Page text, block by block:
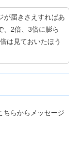
が届きさえすればあ
、2倍、3倍に膨ら
は見ておいたほう
ちらからメッセージ